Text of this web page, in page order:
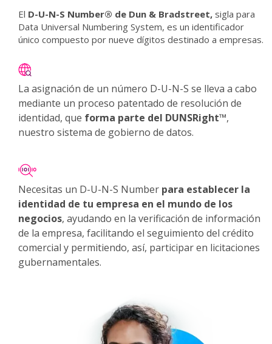
El D-U-N-S Number® de Dun & Bradstreet, sigla para
Data Universal Numbering System, es un identificador
único compuesto por nueve dígitos destinado a empresas.
La asignación de un número D-U-N-S se lleva a cabo
mediante un proceso patentado de resolución de
identidad, que forma parte del DUNSRight™,
nuestro sistema de gobierno de datos.
Necesitas un D-U-N-S Number para establecer la
identidad de tu empresa en el mundo de los
negocios, ayudando en la verificación de información
de la empresa, facilitando el seguimiento del crédito
comercial y permitiendo, así, participar en licitaciones
gubernamentales.